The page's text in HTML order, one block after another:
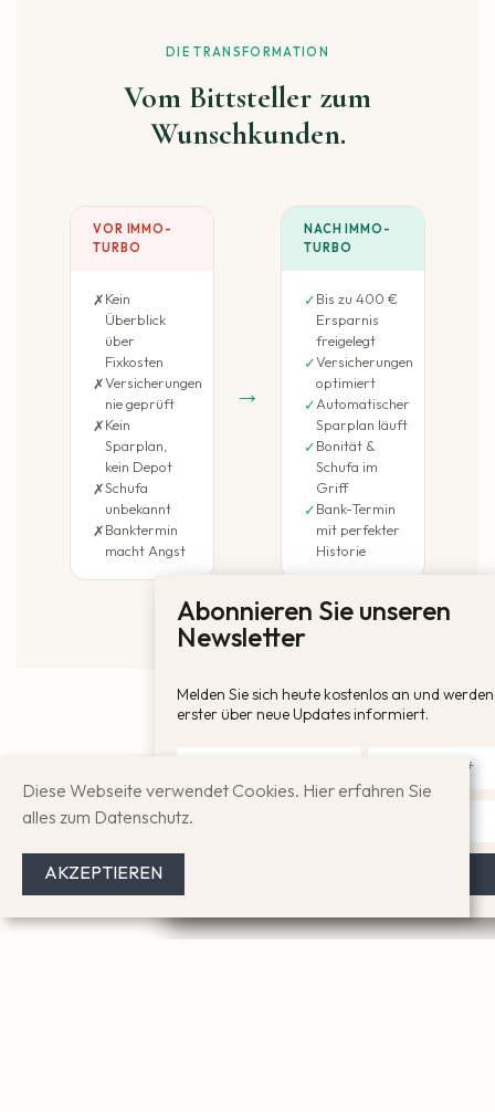
DIE TRANSFORMATION
Vom Bittsteller zum
Wunschkunden.
VOR IMMO-
TURBO
✗Kein
Überblick
über
Fixkosten
✗Versicherungen
nie geprüft
✗Kein
Sparplan,
kein Depot
✗Schufa
unbekannt
✗Banktermin
macht Angst
→
NACH IMMO-
TURBO
✓Bis zu 400 €
Ersparnis
freigelegt
✓Versicherungen
optimiert
✓Automatischer
Sparplan läuft
✓Bonität &
Schufa im
Griff
✓Bank-Termin
mit perfekter
Historie
Wähle deinen Einstieg.
Starte klein – wachse mit dem Programm. Kein
Risiko, kein Vertrag, kein Verkaufsdruck.
Abonnieren Sie unseren
Newsletter
Melden Sie sich heute kostenlos an und
erster über neue Updates informiert.
Diese Webseite verwendet Cookies. Hier erfahren Sie
alles zum Datenschutz.
AKZEPTIEREN